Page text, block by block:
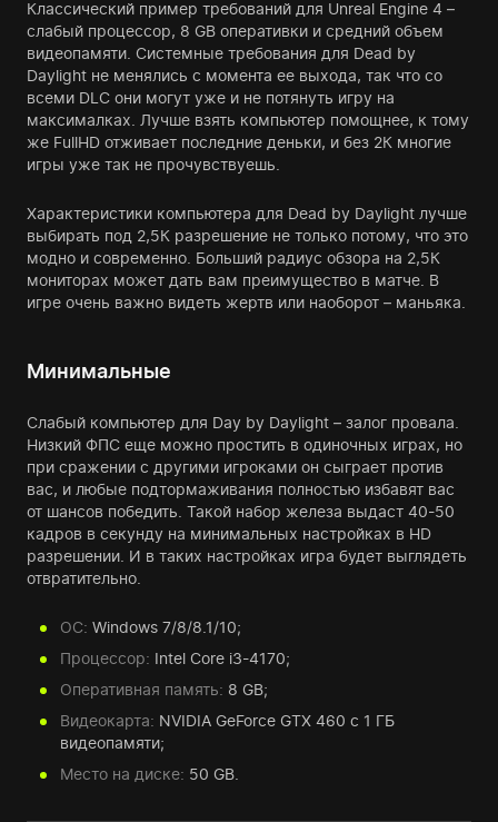
Классический пример требований для Unreal Engine 4 –
слабый процессор, 8 GB оперативки и средний объем
видеопамяти. Системные требования для Dead by
Daylight не менялись с момента ее выхода, так что со
всеми DLC они могут уже и не потянуть игру на
максималках. Лучше взять компьютер помощнее, к тому
же FullHD отживает последние деньки, и без 2К многие
игры уже так не прочувствуешь.
Характеристики компьютера для Dead by Daylight лучше
выбирать под 2,5К разрешение не только потому, что это
модно и современно. Больший радиус обзора на 2,5К
мониторах может дать вам преимущество в матче. В
игре очень важно видеть жертв или наоборот – маньяка.
Минимальные
Слабый компьютер для Day by Daylight – залог провала.
Низкий ФПС еще можно простить в одиночных играх, но
при сражении с другими игроками он сыграет против
вас, и любые подтормаживания полностью избавят вас
от шансов победить. Такой набор железа выдаст 40-50
кадров в секунду на минимальных настройках в HD
разрешении. И в таких настройках игра будет выглядеть
отвратительно.
ОС: Windows 7/8/8.1/10;
Процессор: Intel Core i3-4170;
Оперативная память: 8 GB;
Видеокарта: NVIDIA GeForce GTX 460 с 1 ГБ
видеопамяти;
Место на диске: 50 GB.